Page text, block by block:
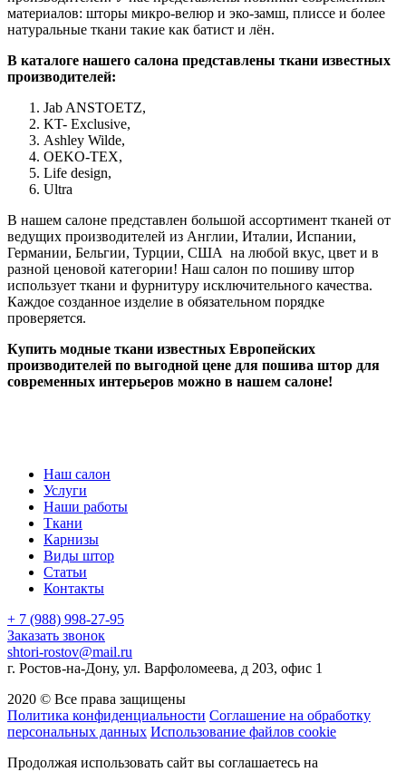
материалов: шторы микро-велюр и эко-замш, плиссе и более
натуральные ткани такие как батист и лён.
В каталоге нашего салона представлены ткани известных
производителей:
Jab ANSTOETZ,
KT- Exclusive,
Ashley Wilde,
OEKO-TEX,
Life design,
Ultra
В нашем салоне представлен большой ассортимент тканей от
ведущих производителей из Англии, Италии, Испании,
Германии, Бельгии, Турции, США на любой вкус, цвет и в
разной ценовой категории! Наш салон по пошиву штор
использует ткани и фурнитуру исключительного качества.
Каждое созданное изделие в обязательном порядке
проверяется.
Купить модные ткани известных Европейских
производителей по выгодной цене для пошива штор для
современных интерьеров можно в нашем салоне!
Наш салон
Услуги
Наши работы
Ткани
Карнизы
Виды штор
Статьи
Контакты
+ 7 (988) 998-27-95
Заказать звонок
shtori-rostov@mail.ru
г. Ростов-на-Дону, ул. Варфоломеева, д 203, офис 1
2020 © Все права защищены
Политика конфиденциальности Соглашение на обработку
персональных данных Использование файлов cookie
Продолжая использовать сайт вы соглашаетесь на